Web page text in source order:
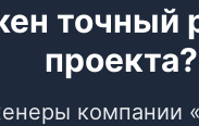
точный
проекта?
компании